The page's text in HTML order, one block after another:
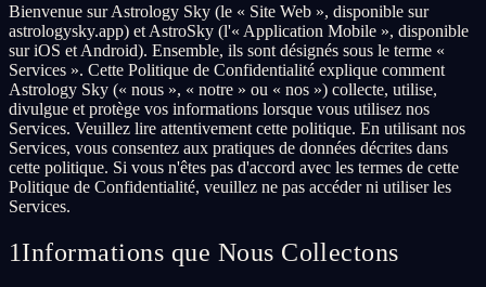
Bienvenue sur Astrology Sky (le « Site Web », disponible sur
astrologysky.app) et AstroSky (l'« Application Mobile », disponible
sur iOS et Android). Ensemble, ils sont désignés sous le terme «
Services ». Cette Politique de Confidentialité explique comment
Astrology Sky (« nous », « notre » ou « nos ») collecte, utilise,
divulgue et protège vos informations lorsque vous utilisez nos
Services. Veuillez lire attentivement cette politique. En utilisant nos
Services, vous consentez aux pratiques de données décrites dans
cette politique. Si vous n'êtes pas d'accord avec les termes de cette
Politique de Confidentialité, veuillez ne pas accéder ni utiliser les
Services.
1Informations que Nous Collectons